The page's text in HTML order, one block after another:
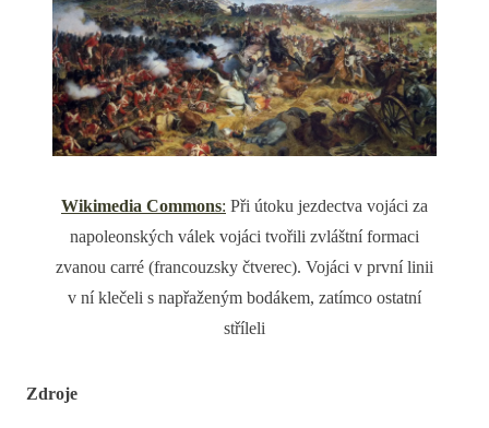
Wikimedia Commons: Při útoku jezdectva vojáci za
napoleonských válek vojáci tvořili zvláštní formaci
zvanou carré (francouzsky čtverec). Vojáci v první linii
v ní klečeli s napřaženým bodákem, zatímco ostatní
stříleli
Zdroje